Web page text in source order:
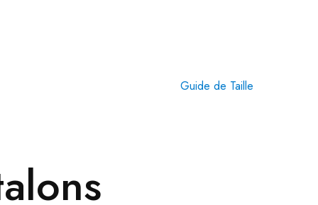
Guide de Taille